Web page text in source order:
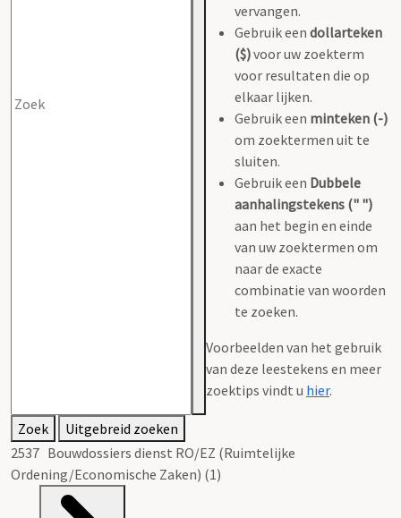
vervangen.
Gebruik een dollarteken
($)voor uw zoekterm
voor resultaten die op
elkaar lijken.
Gebruik een minteken (-)
om zoektermen uit te
sluiten.
Gebruik een Dubbele
aanhalingstekens (" ")
aan het begin en einde
van uw zoektermen om
naar de exacte
combinatie van woorden
te zoeken.
Voorbeelden van het gebruik
van deze leestekens en meer
zoektips vindt u hier.
Zoek
Uitgebreid zoeken
2537 Bouwdossiers dienst RO/EZ (Ruimtelijke
Ordening/Economische Zaken) (1)